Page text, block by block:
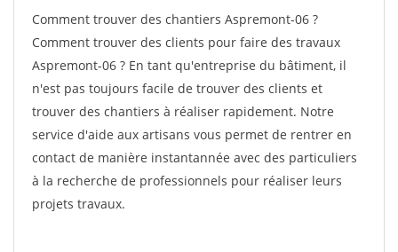
Comment trouver des chantiers Aspremont-06 ?
Comment trouver des clients pour faire des travaux
Aspremont-06 ? En tant qu'entreprise du bâtiment, il
n'est pas toujours facile de trouver des clients et
trouver des chantiers à réaliser rapidement. Notre
service d'aide aux artisans vous permet de rentrer en
contact de manière instantannée avec des particuliers
à la recherche de professionnels pour réaliser leurs
projets travaux.